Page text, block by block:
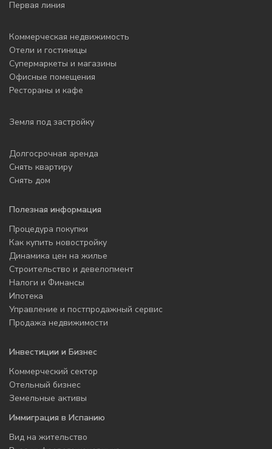
Первая линия
Коммерческая недвижимость
Отели и гостиницы
Супермаркеты и магазины
Офисные помещения
Рестораны и кафе
Земля под застройку
Долгосрочная аренда
Снять квартиру
Снять дом
Полезная информация
Процедура покупки
Как купить новостройку
Динамика цен на жилье
Строительство и девелопмент
Налоги и Финансы
Ипотека
Управление и постпродажный сервис
Продажа недвижимости
Инвестиции и Бизнес
Коммерческий сектор
Отельный бизнес
Земельные активы
Иммиграция в Испанию
Вид на жительство